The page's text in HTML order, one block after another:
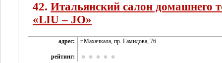
42. Итальянский салон домашнего
«LIU – JO»
адрес: г.Махачкала, пр. Гамидова, 76
рейтинг: